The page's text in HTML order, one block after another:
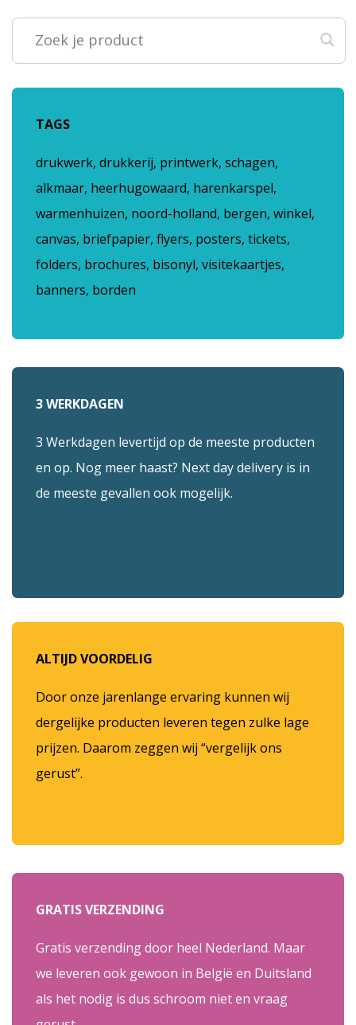
TAGS
drukwerk, drukkerij, printwerk, schagen,
alkmaar, heerhugowaard, harenkarspel,
warmenhuizen, noord-holland, bergen, winkel,
canvas, briefpapier, flyers, posters, tickets,
folders, brochures, bisonyl, visitekaartjes,
banners, borden
3 WERKDAGEN
3 Werkdagen levertijd op de meeste producten
en op. Nog meer haast? Next day delivery is in
de meeste gevallen ook mogelijk.
ALTIJD VOORDELIG
Door onze jarenlange ervaring kunnen wij
dergelijke producten leveren tegen zulke lage
prijzen. Daarom zeggen wij “vergelijk ons
gerust”.
GRATIS VERZENDING
Gratis verzending door heel Nederland. Maar
we leveren ook gewoon in België en Duitsland
als het nodig is dus schroom niet en vraag